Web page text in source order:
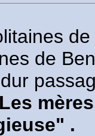
de
.